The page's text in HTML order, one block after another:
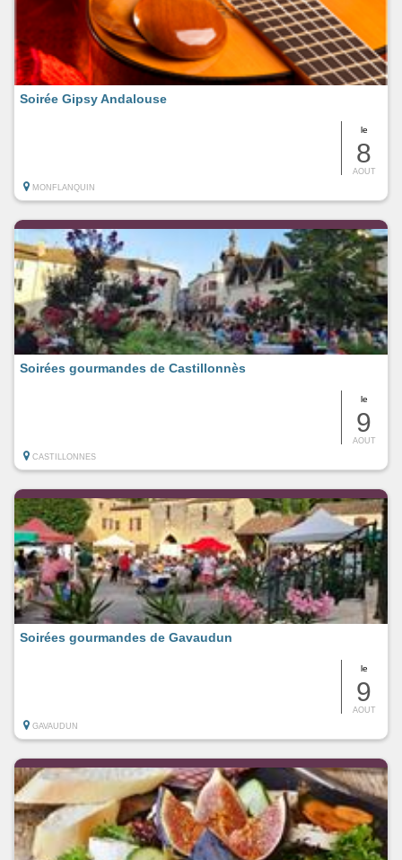
le
8
AOUT
Soirée Gipsy Andalouse
MONFLANQUIN
le
9
AOUT
Soirées gourmandes de Castillonnès
CASTILLONNES
le
9
AOUT
Soirées gourmandes de Gavaudun
GAVAUDUN